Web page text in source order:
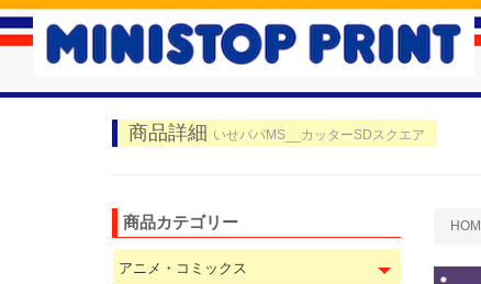
商品詳細 いせパパMS__カッターSDスクエア
商品カテゴリー
アニメ・コミックス